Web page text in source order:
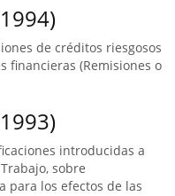
de créditos riesgosos
financieras (Remisiones o
introducidas a
sobre
los efectos de las